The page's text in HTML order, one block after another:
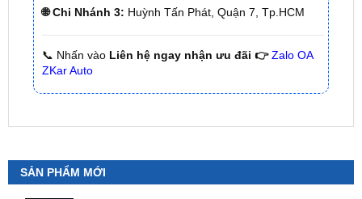
📞 Nhấn vàoLiên hệ ngay nhận ưu đãi 👉 Zalo OA
SẢN PHẨM MỚI
Camera 360 SAFEVIEW LUX Dành Cho Ford